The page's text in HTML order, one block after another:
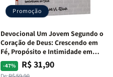
Promoção
Devocional Um Jovem Segundo o
Coração de Deus: Crescendo em
Fé, Propósito e Intimidade em
Deus
-47%
Preço
PreçoR$ 31,90